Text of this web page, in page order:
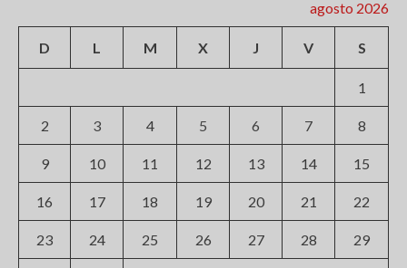
agosto 2026
D L M X J V S
1
2 3 4 5 6 7 8
9 10 11 12 13 14 15
16 17 18 19 20 21 22
23 24 25 26 27 28 29